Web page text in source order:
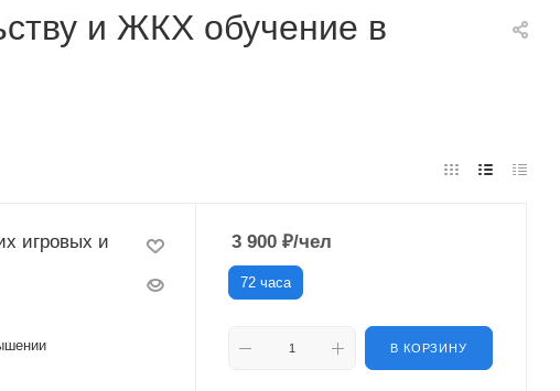
и ЖКХ обучение в
игровых и
3 900 ₽/чел
72 часа
В КОРЗИНУ